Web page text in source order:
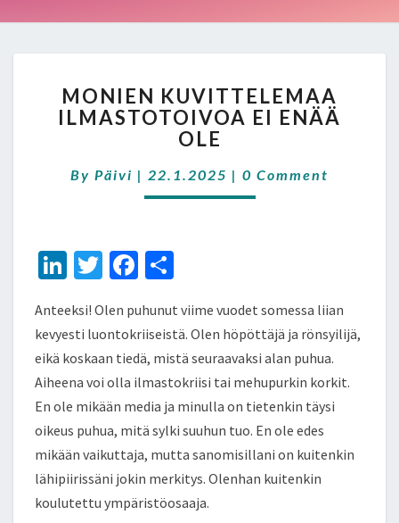
KUVITTELEMAA
ILMASTOTOIVOA
EI
OLE
MONIEN KUVITTELEMAA
ILMASTOTOIVOA EI ENÄÄ
OLE
By Päivi | 22.1.2025 | Comments
0 Comment
Li
ke
dI
n
T
tt
er
Fa
b
o
o
k
ar
e
Anteeksi! Olen puhunut viime vuodet somessa liian
kevyesti luontokriiseistä. Olen höpöttäjä ja rönsyilijä,
eikä koskaan tiedä, mistä seuraavaksi alan puhua.
Aiheena voi olla ilmastokriisi tai mehupurkin korkit.
En ole mikään media ja minulla on tietenkin täysi
oikeus puhua, mitä sylki suuhun tuo. En ole edes
mikään vaikuttaja, mutta sanomisillani on kuitenkin
lähipiirissäni jokin merkitys. Olenhan kuitenkin
koulutettu ympäristöosaaja.